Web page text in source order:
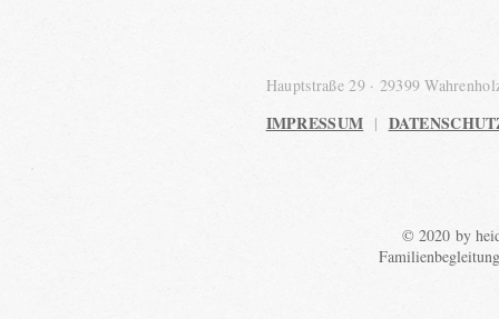
Hauptstraße 29 · 29399
IMPRESSUM |
© 2020 by